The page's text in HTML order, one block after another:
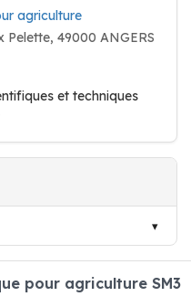
agriculture
Pelette, 49000 ANGERS
et techniques
pour agriculture SM3